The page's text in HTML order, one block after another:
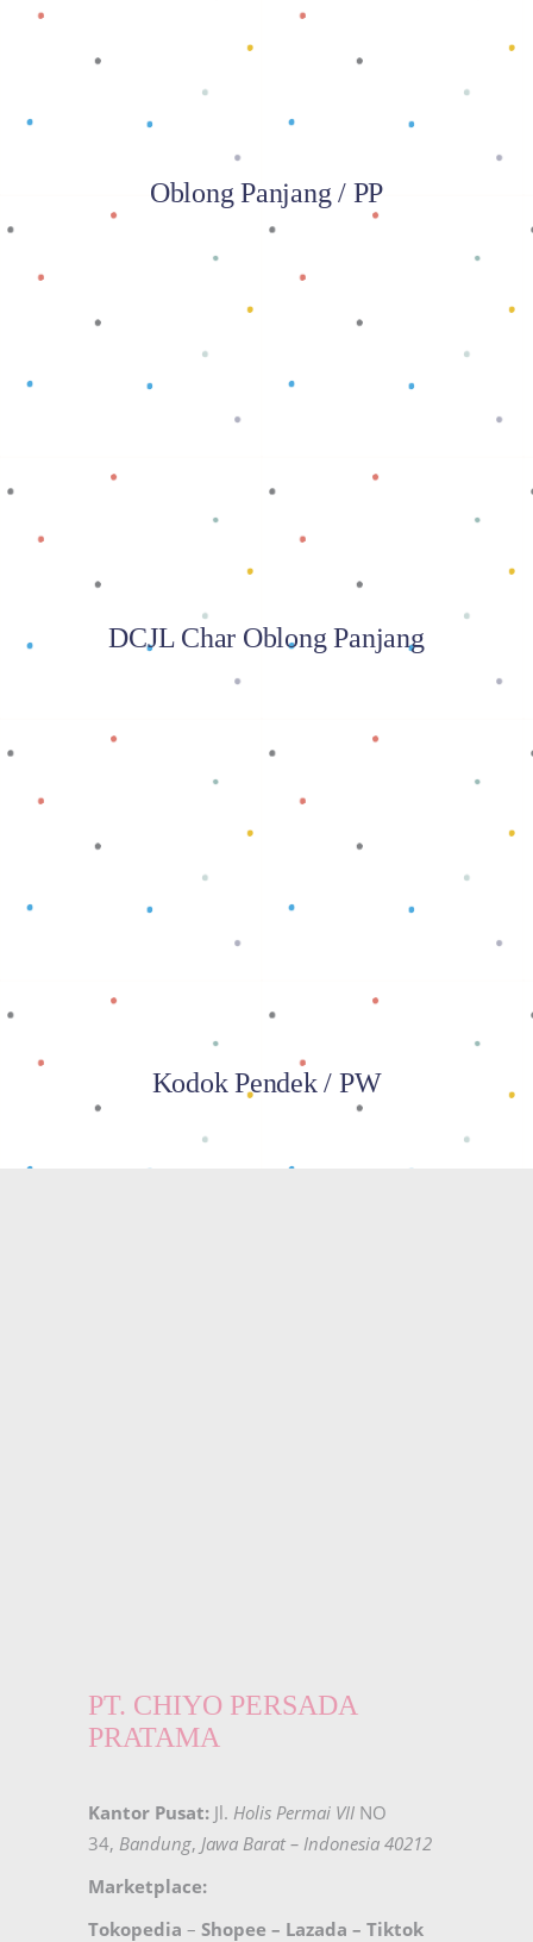
Oblong Panjang / PP
Baca selengkapnya
DCJL Char Oblong Panjang
Kodok Pendek / PW
PT. CHIYO PERSADA
PRATAMA
Kantor Pusat: Jl. Holis Permai VII NO
34, Bandung, Jawa Barat – Indonesia 40212
Marketplace:
Tokopedia – Shopee – Lazada – Tiktok